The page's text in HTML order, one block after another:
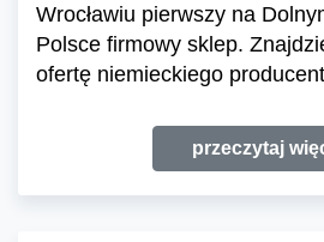
Wrocławiu pierwszy na
Polsce firmowy sklep.
ofertę niemieckiego
przeczytaj